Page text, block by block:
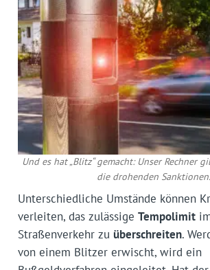
Und es hat „Blitz“ gemacht: Unser Rechner
die drohenden Sanktionen.
Unterschiedliche Umstände können
verleiten, das zulässige Tempolimit
Straßenverkehr zu überschreiten.
von einem Blitzer erwischt, wird ein